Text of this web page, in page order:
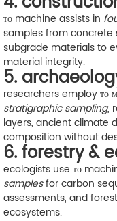
то machine assists in
samples from concrete
subgrade materials to
material integrity.
5.
researchers employ то
stratigraphic sampling,
layers, ancient climate
composition without
6. forestry &
ecologists use то
samplesfor carbon
assessments, and
ecosystems.